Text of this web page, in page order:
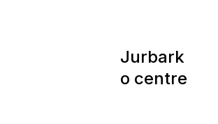
Jurbark
o centre